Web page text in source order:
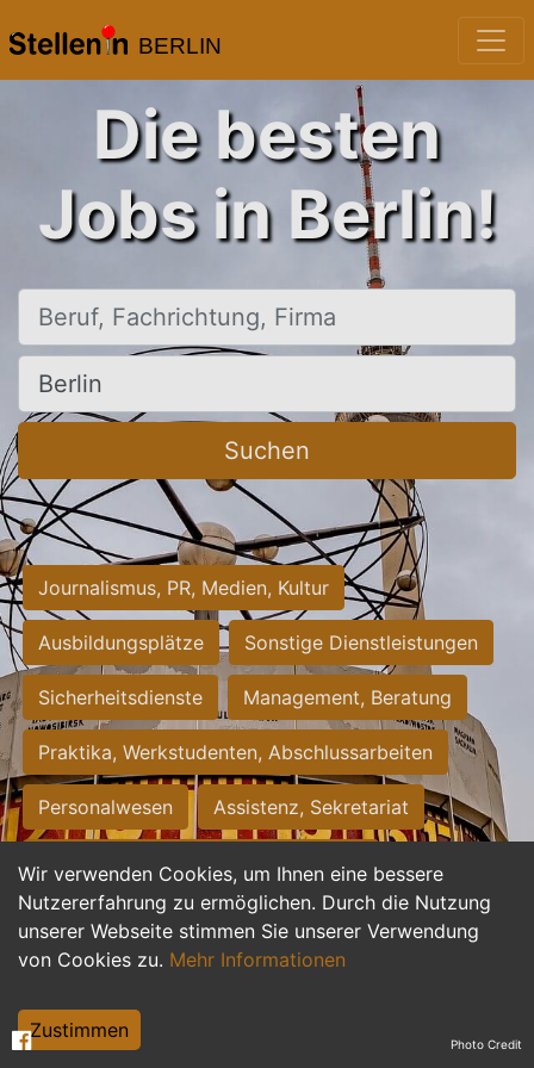
BERLIN
Wir verwenden Cookies, um Ihnen eine bessere
Nutzererfahrung zu ermöglichen. Durch die Nutzung
unserer Webseite stimmen Sie unserer Verwendung
von Cookies zu. Mehr Informationen
Zustimmen
Die besten
Jobs in Berlin!
Beruf, Fachrichtung, Firma
Ort, Stadt
Suchen
Journalismus, PR, Medien, Kultur
Ausbildungsplätze Sonstige Dienstleistungen
Sicherheitsdienste Management, Beratung
Praktika, Werkstudenten, Abschlussarbeiten
Personalwesen Assistenz, Sekretariat
Hilfskräfte, Aushilfs- und Nebenjobs
Einkauf, Logistik, Materialwirtschaft
Weiterbildung, Studium, duale Ausbildung
Tourismus
Photo Credit